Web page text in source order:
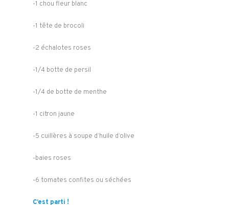
-1 chou fleur blanc
-1 tête de brocoli
-2 échalotes roses
-1/4 botte de persil
-1/4 de botte de menthe
-1 citron jaune
-5 cuillères à soupe d’huile d’olive
-baies roses
-6 tomates confites ou séchées
C’est parti !